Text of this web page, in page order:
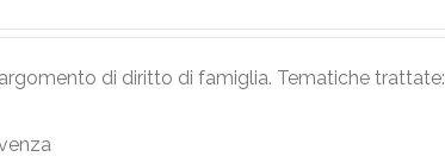
di diritto di famiglia. Tematiche trattate: